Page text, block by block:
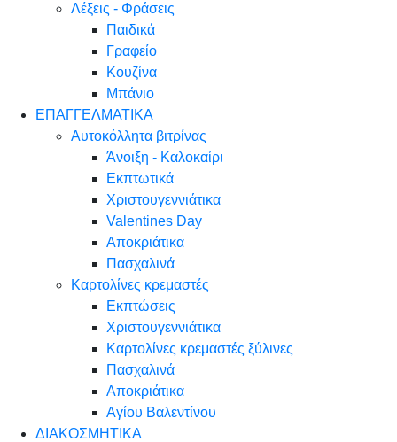
Λέξεις - Φράσεις
Παιδικά
Γραφείο
Κουζίνα
Μπάνιο
ΕΠΑΓΓΕΛΜΑΤΙΚΑ
Αυτοκόλλητα βιτρίνας
Άνοιξη - Καλοκαίρι
Εκπτωτικά
Χριστουγεννιάτικα
Valentines Day
Αποκριάτικα
Πασχαλινά
Καρτολίνες κρεμαστές
Εκπτώσεις
Χριστουγεννιάτικα
Καρτολίνες κρεμαστές ξύλινες
Πασχαλινά
Αποκριάτικα
Αγίου Βαλεντίνου
ΔΙΑΚΟΣΜΗΤΙΚΑ